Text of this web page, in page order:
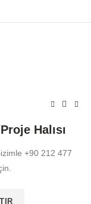
Halısı
+90 212 477